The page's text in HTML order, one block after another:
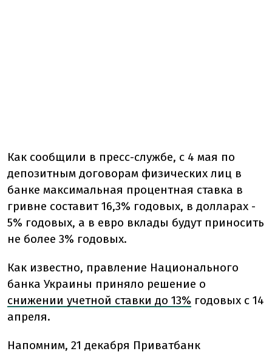
Как сообщили в пресс-службе, с 4 мая по
депозитным договорам физических лиц в
банке максимальная процентная ставка в
гривне составит 16,3% годовых, в долларах -
5% годовых, а в евро вклады будут приносить
не более 3% годовых.
Как известно, правление Национального
банка Украины приняло решение о
снижении учетной ставки до 13% годовых с 14
апреля.
Напомним, 21 декабря Приватбанк